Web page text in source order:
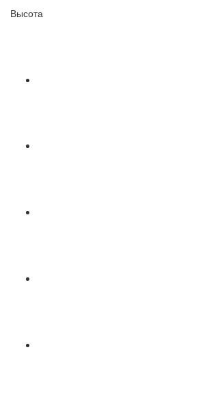
Высота